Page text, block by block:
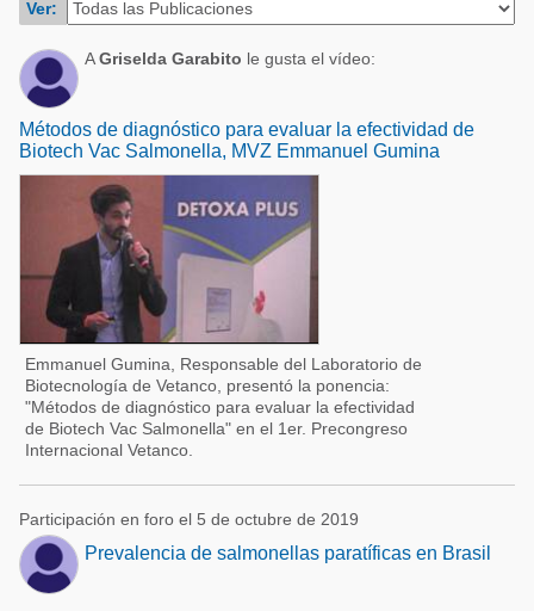
Acuacultura
Micotoxinas
Avicultura
Porcicultura
Lechería
Balanceados - Piensos
Comunidades en portugués
Micotoxinas
Avicultura
Porcicultura
Ganadería
Lechería
Ver:
AGriselda Garabito le gusta el vídeo:
Métodos de diagnóstico para evaluar la efectividad de
Biotech Vac Salmonella, MVZ Emmanuel Gumina
Emmanuel Gumina, Responsable del Laboratorio de
Biotecnología de Vetanco, presentó la ponencia:
"Métodos de diagnóstico para evaluar la efectividad
de Biotech Vac Salmonella" en el 1er. Precongreso
Internacional Vetanco.
Participación en foro el 5 de octubre de 2019
Prevalencia de salmonellas paratíficas en Brasil